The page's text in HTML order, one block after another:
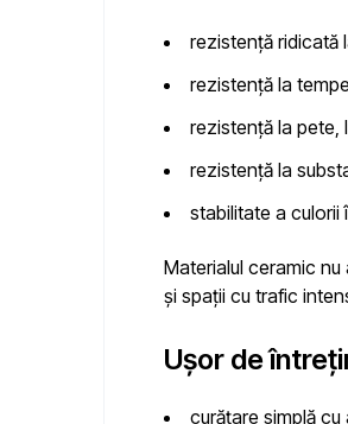
rezistență ridicată
rezistență la
rezistență la pete,
rezistență la
stabilitate a culorii
Materialul ceramic
și spații cu trafic
Ușor de
curățare simplă